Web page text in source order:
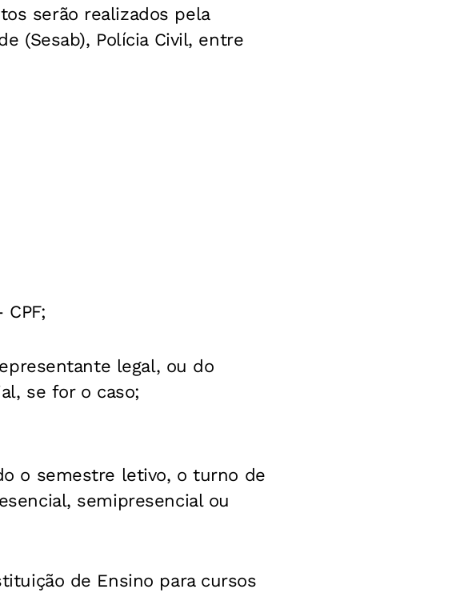
serão realizados pela
(Sesab), Polícia Civil, entre
legal, ou do
se for o caso;
o semestre letivo, o turno de
semipresencial ou
de Ensino para cursos